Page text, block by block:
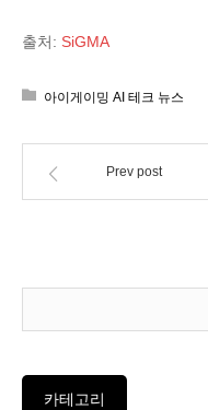
출처: SiGMA
아이게이밍 AI 테크 뉴스
Prev post
카테고리